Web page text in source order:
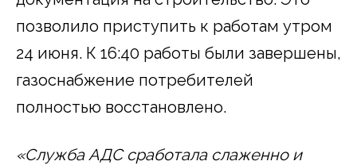
позволило приступить к работам утром
24 июня. К 16:40 работы были завершены,
газоснабжение потребителей
полностью восстановлено.
«Служба АДС сработала слаженно и